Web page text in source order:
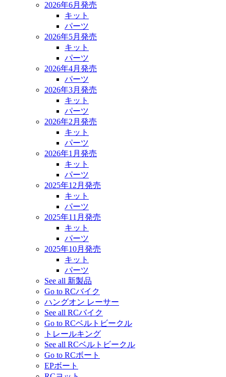
2026年6月発売
キット
パーツ
2026年5月発売
キット
パーツ
2026年4月発売
パーツ
2026年3月発売
キット
パーツ
2026年2月発売
キット
パーツ
2026年1月発売
キット
パーツ
2025年12月発売
キット
パーツ
2025年11月発売
キット
パーツ
2025年10月発売
キット
パーツ
See all 新製品
Go to RCバイク
ハングオン レーサー
See all RCバイク
Go to RCベルトビークル
トレールキング
See all RCベルトビークル
Go to RCボート
EPボート